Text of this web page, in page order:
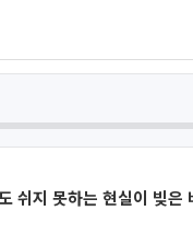
쉬지 못하는 현실이 빚